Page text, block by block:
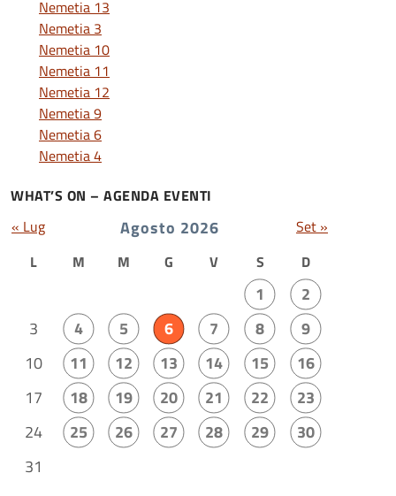
Nemetia 13
Nemetia 3
Nemetia 10
Nemetia 11
Nemetia 12
Nemetia 9
Nemetia 6
Nemetia 4
WHAT’S ON – AGENDA EVENTI
Agosto 2026
L M M G V S D
1
2
3
4 5 6 7 8
9
10
11 12 13 14 15
16
17
18 19 20 21 22
23
24
25 26 27 28 29
30
31
« Lug Set »